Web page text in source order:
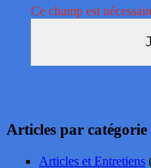
Ce champ est
Articles par catégorie
Articles et Entretiens